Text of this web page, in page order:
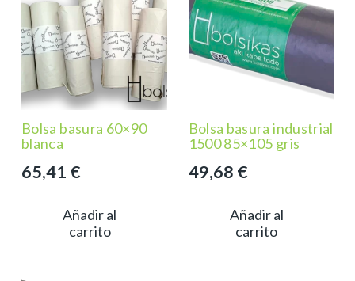
Bolsa basura 60×90
blanca
65,41 €
Añadir al
carrito
Bolsa basura industrial
1500 85×105 gris
49,68 €
Añadir al
carrito